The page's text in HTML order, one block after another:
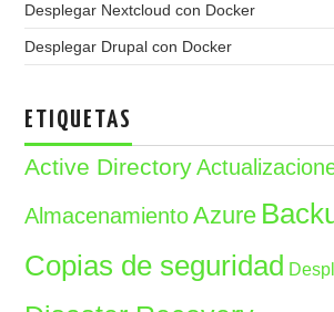
Desplegar Nextcloud con Docker
Desplegar Drupal con Docker
ETIQUETAS
Active Directory
Almacenamiento Azure
Copias de seguridad